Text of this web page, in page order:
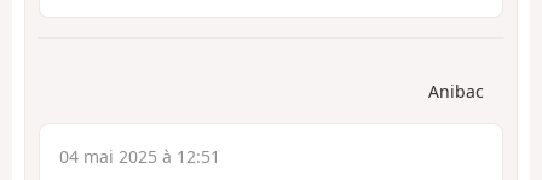
Anibac
04 mai 2025 à 12:51